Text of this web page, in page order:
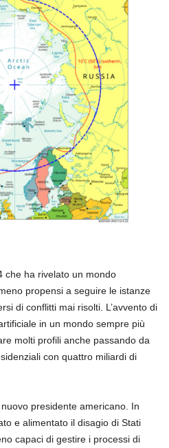
che ha rivelato un mondo
propensi a seguire le istanze
di conflitti mai risolti. L’avvento di
in un mondo sempre più
molti profili anche passando da
con quattro miliardi di
presidente americano. In
e alimentato il disagio di Stati
capaci di gestire i processi di